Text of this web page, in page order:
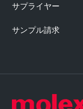
サプライヤー
サンプル請求